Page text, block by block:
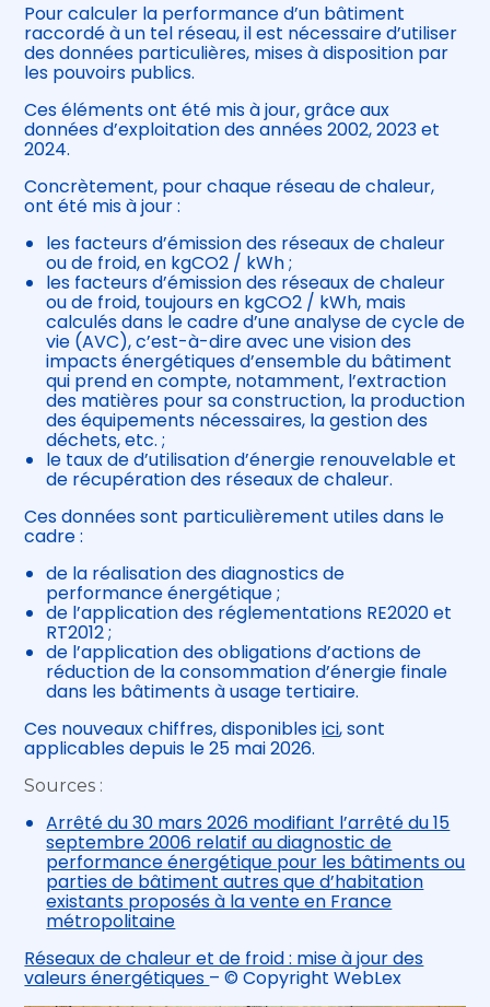
Pour calculer la performance d’un bâtiment
raccordé à un tel réseau, il est nécessaire d’utiliser
des données particulières, mises à disposition par
les pouvoirs publics.
Ces éléments ont été mis à jour, grâce aux
données d’exploitation des années 2002, 2023 et
2024.
Concrètement, pour chaque réseau de chaleur,
ont été mis à jour :
les facteurs d’émission des réseaux de chaleur
ou de froid, en kgCO2 / kWh ;
les facteurs d’émission des réseaux de chaleur
ou de froid, toujours en kgCO2 / kWh, mais
calculés dans le cadre d’une analyse de cycle de
vie (AVC), c’est-à-dire avec une vision des
impacts énergétiques d’ensemble du bâtiment
qui prend en compte, notamment, l’extraction
des matières pour sa construction, la production
des équipements nécessaires, la gestion des
déchets, etc. ;
le taux de d’utilisation d’énergie renouvelable et
de récupération des réseaux de chaleur.
Ces données sont particulièrement utiles dans le
cadre :
de la réalisation des diagnostics de
performance énergétique ;
de l’application des réglementations RE2020 et
RT2012 ;
de l’application des obligations d’actions de
réduction de la consommation d’énergie finale
dans les bâtiments à usage tertiaire.
Ces nouveaux chiffres, disponiblesici, sont
applicables depuis le 25 mai 2026.
Sources :
Arrêté du 30 mars 2026 modifiant l’arrêté du 15
septembre 2006 relatif au diagnostic de
performance énergétique pour les bâtiments ou
parties de bâtiment autres que d’habitation
existants proposés à la vente en France
métropolitaine
Réseaux de chaleur et de froid : mise à jour des
valeurs énergétiques – © Copyright WebLex